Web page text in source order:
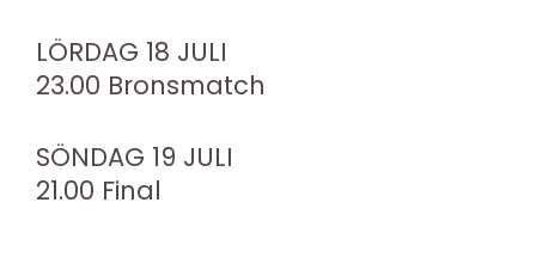
LÖRDAG 18 JULI
23.00 Bronsmatch
SÖNDAG 19 JULI
21.00 Final